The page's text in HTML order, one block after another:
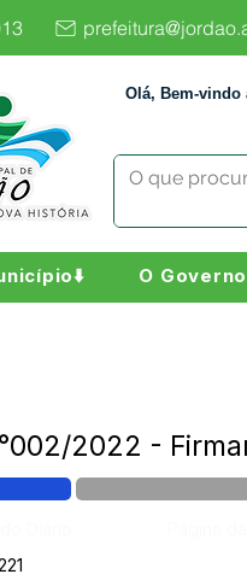
Olá, Bem-vindo
O
2022 -